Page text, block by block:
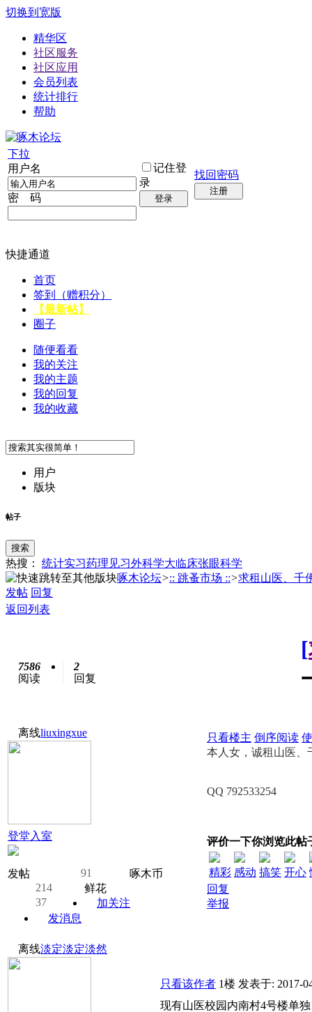
切换到宽版
精华区
社区服务
社区应用
会员列表
统计排行
帮助
下拉
用户名
密 码
记住登
录
登录
找回密码
注册
快捷通道
首页
签到（赠积分）
【最新帖】
圈子
随便看看
我的关注
我的主题
我的回复
我的收藏
用户
版块
帖子
搜索
热搜： 统计实习药理 见习外科学大临床张眼科学
啄木论坛>:: 跳蚤市场 ::>求租山医、千
发帖 回复
返回列表
7586
阅读
2
回复
[
离线liuxingxue
登堂入室
发帖 91
啄木币
214
鲜花
37
加关注
发消息
只看楼主 倒序阅读
本人女，诚租山医、
QQ 792533254
评价一下你浏览此帖
精彩 感动 搞笑 开心
回复
举报
离线淡定淡定淡然
只看该作者 1楼 发表于: 2017-
现有山医校园内南村4号楼单